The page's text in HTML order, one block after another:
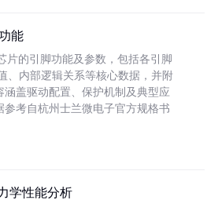
能
片的引脚功能及参数，包括各引脚
、内部逻辑关系等核心数据，并附
涵盖驱动配置、保护机制及典型应
参考自杭州士兰微电子官方规格书
学性能分析